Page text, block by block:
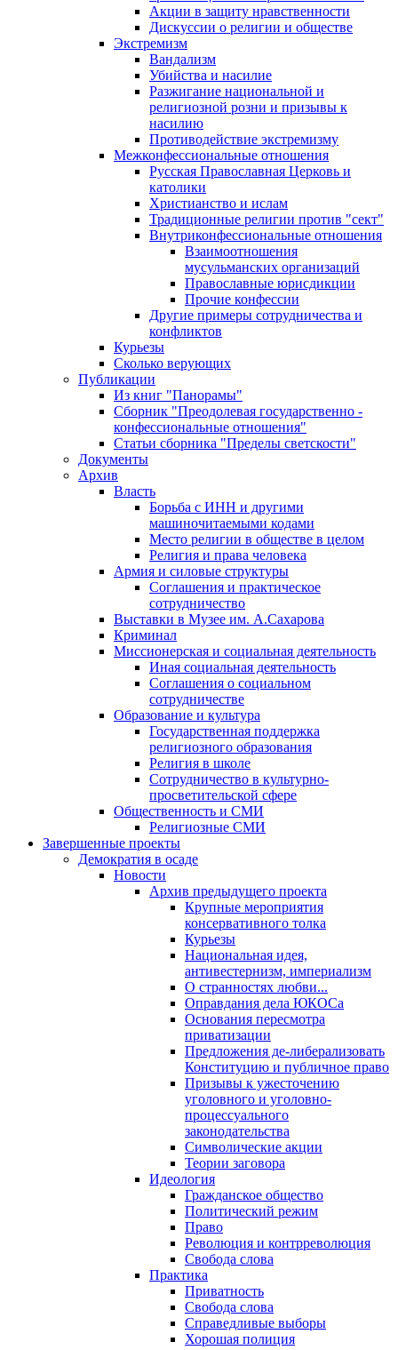
Акции в защиту нравственности
Дискуссии о религии и обществе
Экстремизм
Вандализм
Убийства и насилие
Разжигание национальной и
религиозной розни и призывы к
насилию
Противодействие экстремизму
Межконфессиональные отношения
Русская Православная Церковь и
католики
Христианство и ислам
Традиционные религии против "сект"
Внутриконфессиональные отношения
Взаимоотношения
мусульманских организаций
Православные юрисдикции
Прочие конфессии
Другие примеры сотрудничества и
конфликтов
Курьезы
Сколько верующих
Публикации
Из книг "Панорамы"
Сборник "Преодолевая государственно -
конфессиональные отношения"
Статьи сборника "Пределы светскости"
Документы
Архив
Власть
Борьба с ИНН и другими
машиночитаемыми кодами
Место религии в обществе в целом
Религия и права человека
Армия и силовые структуры
Соглашения и практическое
сотрудничество
Выставки в Музее им. А.Сахарова
Криминал
Миссионерская и социальная деятельность
Иная социальная деятельность
Соглашения о социальном
сотрудничестве
Образование и культура
Государственная поддержка
религиозного образования
Религия в школе
Сотрудничество в культурно-
просветительской сфере
Общественность и СМИ
Религиозные СМИ
Завершенные проекты
Демократия в осаде
Новости
Архив предыдущего проекта
Крупные мероприятия
консервативного толка
Курьезы
Национальная идея,
антивестернизм, империализм
О странностях любви...
Оправдания дела ЮКОСа
Основания пересмотра
приватизации
Предложения де-либерализовать
Конституцию и публичное право
Призывы к ужесточению
уголовного и уголовно-
процессуального
законодательства
Символические акции
Теории заговора
Идеология
Гражданское общество
Политический режим
Право
Революция и контрреволюция
Свобода слова
Практика
Приватность
Свобода слова
Справедливые выборы
Хорошая полиция